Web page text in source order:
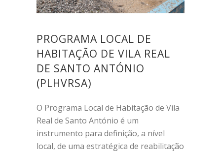
PROGRAMA LOCAL DE
HABITAÇÃO DE VILA REAL
DE SANTO ANTÓNIO
(PLHVRSA)
O Programa Local de Habitação de Vila
Real de Santo António é um
instrumento para definição, a nível
local, de uma estratégica de reabilitação